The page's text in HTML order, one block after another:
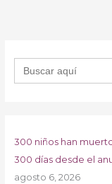
Buscar:
300 niños han
300 días desde el
agosto 6, 2026